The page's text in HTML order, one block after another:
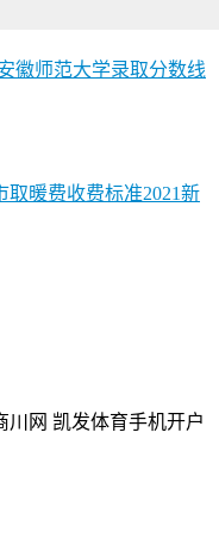
徽师范大学录取分数线
暖费收费标准2021新
川网 凯发体育手机开户